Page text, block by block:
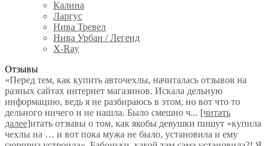
Калина
Ларгус
Нива Тревел
Нива Урбан / Легенд
X-Ray
Отзывы
«Перед тем, как купить авточехлы, начиталась отзывов на
разных сайтах интернет магазинов. Искала дельную
информацию, ведь я не разбираюсь в этом, но вот что то
дельного ничего и не нашла. Было смешно ч... [читать
далее]итать отзывы о том, как якобы девушки пишут «купила
чехлы на … и вот пока мужа не было, установила и ему